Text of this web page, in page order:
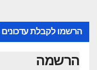
הרשמו לקבלת עדכונים
הרשמה